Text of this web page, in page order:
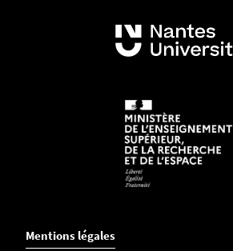
Mentions légales